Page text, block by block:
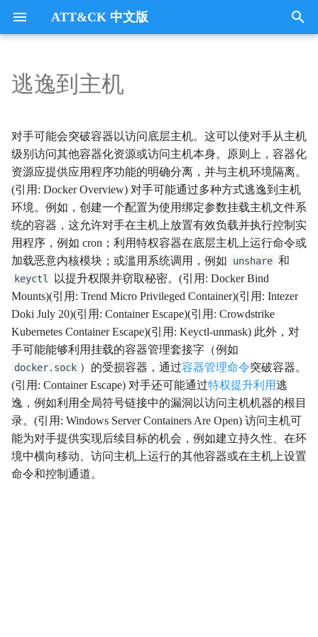
ATT&CK 中文版
入
始
搜
索
Tactics
CommandandControl
CredentialAccess
DefenseEvasion
Discovery
Execution
Exfiltration
Impact
InitialAccess
LateralMovement
Persistence
收集
指挥与控制
凭证访问
防御逃避
发现
数据外传
初始访问
横向移动
持久性
权限提升
逃逸到主机
对手可能会突破容器以访问底层主机。这可以使对手从主机
级别访问其他容器化资源或访问主机本身。原则上，容器化
资源应提供应用程序功能的明确分离，并与主机环境隔离。
(引用: Docker Overview) 对手可能通过多种方式逃逸到主机
环境。例如，创建一个配置为使用绑定参数挂载主机文件系
统的容器，这允许对手在主机上放置有效负载并执行控制实
用程序，例如 cron；利用特权容器在底层主机上运行命令或
加载恶意内核模块；或滥用系统调用，例如
unshare 和
keyctl
以提升权限并窃取秘密。(引用: Docker Bind
Mounts)(引用: Trend Micro Privileged Container)(引用: Intezer
Doki July 20)(引用: Container Escape)(引用: Crowdstrike
Kubernetes Container Escape)(引用: Keyctl-unmask) 此外，对
手可能能够利用挂载的容器管理套接字（例如
docker.sock ）的受损容器，通过容器管理命令突破容器。
(引用: Container Escape) 对手还可能通过特权提升利用逃
逸，例如利用全局符号链接中的漏洞以访问主机机器的根目
录。(引用: Windows Server Containers Are Open) 访问主机可
能为对手提供实现后续目标的机会，例如建立持久性、在环
境中横向移动、访问主机上运行的其他容器或在主机上设置
命令和控制通道。